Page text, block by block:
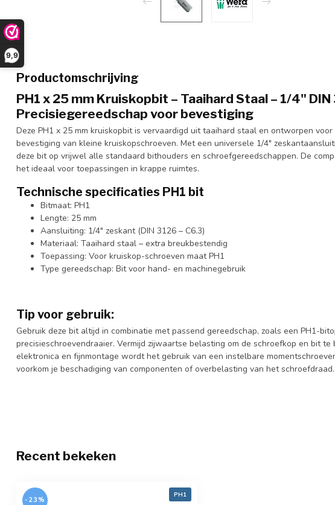
9,9
Productomschrijving
PH1 x 25 mm Kruiskopbit – Taaihard Staal – 1/4" DIN
Precisiegereedschap voor bevestiging
Deze PH1 x 25 mm kruiskopbit is vervaardigd uit taaihard staal en ontworpen
bevestiging van kleine kruiskopschroeven. Met een universele 1/4"
deze bit op vrijwel alle standaard bithouders en schroefgereedschappen. De
het ideaal voor toepassingen in krappe ruimtes.
Technische specificaties PH1 bit
Bitmaat: PH1
Lengte: 25 mm
Aansluiting: 1/4" zeskant (DIN 3126 – C6.3)
Materiaal: Taaihard staal – extra breukbestendig
Toepassing: Voor kruiskop-schroeven maat PH1
Type gereedschap: Bit voor hand- en machinegebruik
Tip voor gebruik:
Gebruik deze bit altijd in combinatie met passend gereedschap, zoals een PH1-
precisieschroevendraaier. Vermijd zijwaartse belasting om de schroefkop en bit te
elektronica en fijnmontage wordt het gebruik van een instelbare
voorkom je beschadiging van componenten of overbelasting van het schroefdraad.
Recent bekeken
PH1
-23%